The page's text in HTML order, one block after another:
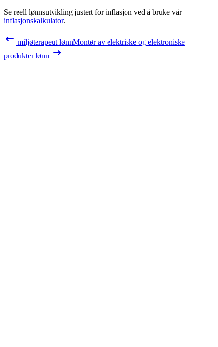
Se reell lønnsutvikling justert for inflasjon ved å bruke vår
inflasjonskalkulator.
miljøterapeut lønnMontør av elektriske og elektroniske
produkterlønn